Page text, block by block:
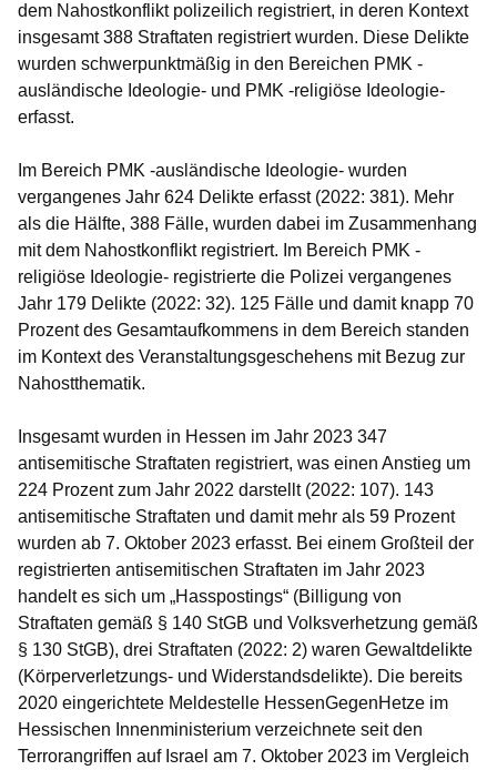
dem Nahostkonflikt polizeilich registriert, in deren Kontext
insgesamt 388 Straftaten registriert wurden. Diese Delikte
wurden schwerpunktmäßig in den Bereichen PMK -
ausländische Ideologie- und PMK -religiöse Ideologie-
erfasst.
Im Bereich PMK -ausländische Ideologie- wurden
vergangenes Jahr 624 Delikte erfasst (2022: 381). Mehr
als die Hälfte, 388 Fälle, wurden dabei im Zusammenhang
mit dem Nahostkonflikt registriert. Im Bereich PMK -
religiöse Ideologie- registrierte die Polizei vergangenes
Jahr 179 Delikte (2022: 32). 125 Fälle und damit knapp 70
Prozent des Gesamtaufkommens in dem Bereich standen
im Kontext des Veranstaltungsgeschehens mit Bezug zur
Nahostthematik.
Insgesamt wurden in Hessen im Jahr 2023 347
antisemitische Straftaten registriert, was einen Anstieg um
224 Prozent zum Jahr 2022 darstellt (2022: 107). 143
antisemitische Straftaten und damit mehr als 59 Prozent
wurden ab 7. Oktober 2023 erfasst. Bei einem Großteil der
registrierten antisemitischen Straftaten im Jahr 2023
handelt es sich um „Hasspostings“ (Billigung von
Straftaten gemäß § 140 StGB und Volksverhetzung gemäß
§ 130 StGB), drei Straftaten (2022: 2) waren Gewaltdelikte
(Körperverletzungs- und Widerstandsdelikte). Die bereits
2020 eingerichtete Meldestelle HessenGegenHetze im
Hessischen Innenministerium verzeichnete seit den
Terrorangriffen auf Israel am 7. Oktober 2023 im Vergleich